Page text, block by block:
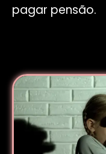
pagar pensão.